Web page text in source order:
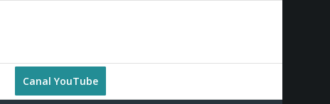
Canal YouTube